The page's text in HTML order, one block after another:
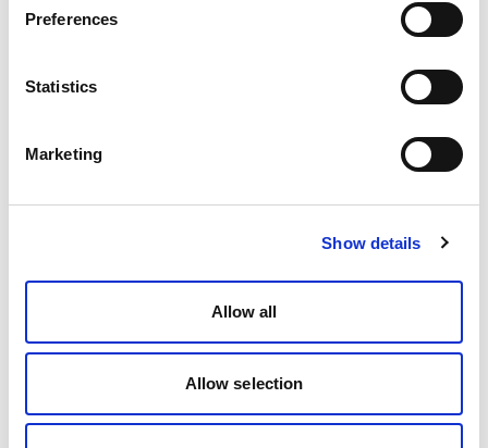
Preferences
Statistics
Marketing
Show details
Allow all
Allow selection